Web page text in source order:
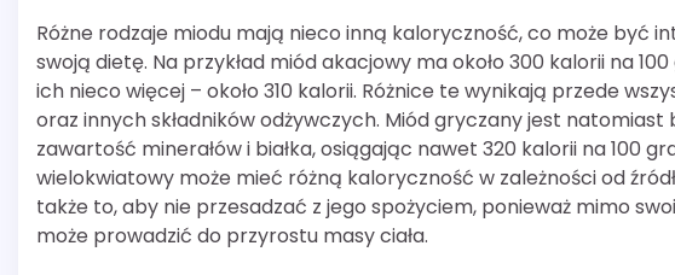
Różne rodzaje miodu mają nieco inną kaloryczność, co może być
swoją dietę. Na przykład miód akacjowy ma około 300 kalorii na
ich nieco więcej – około 310 kalorii. Różnice te wynikają przede
oraz innych składników odżywczych. Miód gryczany jest
zawartość minerałów i białka, osiągając nawet 320 kalorii na 100
wielokwiatowy może mieć różną kaloryczność w zależności od
także to, aby nie przesadzać z jego spożyciem, ponieważ mimo
może prowadzić do przyrostu masy ciała.